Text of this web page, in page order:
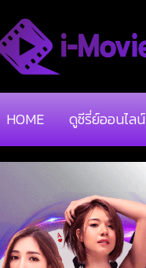
HOME ดูซีรี่ย์ออนไลน์